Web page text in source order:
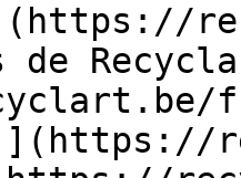
de
](https://